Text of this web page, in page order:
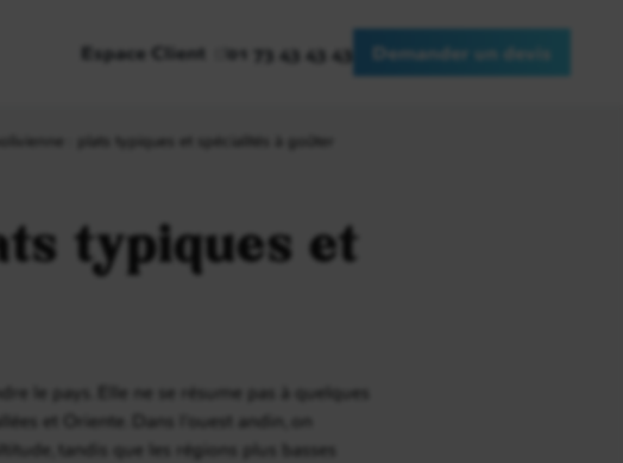
Espace Client 01 73 43 43 43 Demander un devis
: plats typiques et spécialités à goûter
typiques et
le pays. Elle ne se résume pas à quelques
et Oriente. Dans l’ouest andin, on
tandis que les régions plus basses